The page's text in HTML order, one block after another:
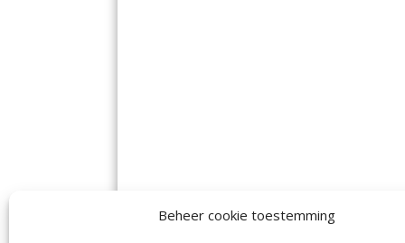
Beheer cookie toestemming